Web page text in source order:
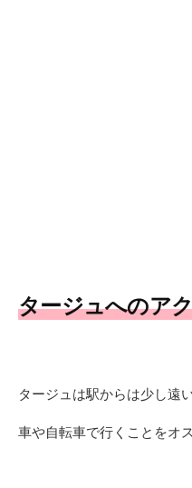
タージュへのア
タージュは駅からは少し遠
車や自転車で行くことをオ